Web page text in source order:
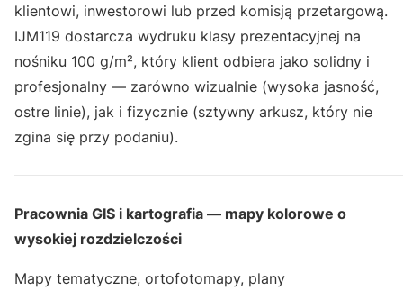
klientowi, inwestorowi lub przed komisją przetargową.
IJM119 dostarcza wydruku klasy prezentacyjnej na
nośniku 100 g/m², który klient odbiera jako solidny i
profesjonalny — zarówno wizualnie (wysoka jasność,
ostre linie), jak i fizycznie (sztywny arkusz, który nie
zgina się przy podaniu).
Pracownia GIS i kartografia — mapy kolorowe o
wysokiej rozdzielczości
Mapy tematyczne, ortofotomapy, plany